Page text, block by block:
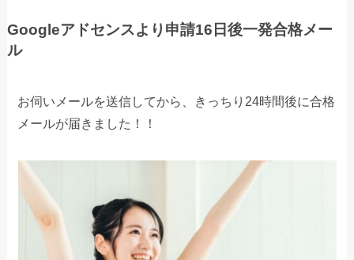
Googleアドセンスより申請16日後一発合格メー
ル
お伺いメールを送信してから、きっちり24時間後に合格
メールが届きました！！